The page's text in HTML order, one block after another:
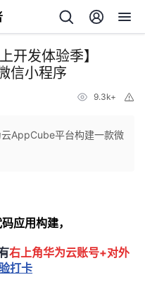
开发体验季】
信小程序
9.3k+
云AppCube平台构建一款微
应用构建，
右上角华为云账号+对外
打卡